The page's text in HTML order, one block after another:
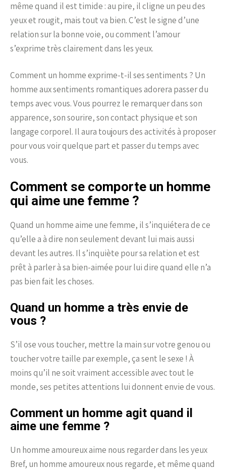
même quand il est timide : au pire, il cligne un peu des
yeux et rougit, mais tout va bien. C’est le signe d’une
relation sur la bonne voie, ou comment l’amour
s’exprime très clairement dans les yeux.
Comment un homme exprime-t-il ses sentiments ? Un
homme aux sentiments romantiques adorera passer du
temps avec vous. Vous pourrez le remarquer dans son
apparence, son sourire, son contact physique et son
langage corporel. Il aura toujours des activités à proposer
pour vous voir quelque part et passer du temps avec
vous.
Comment se comporte un homme
qui aime une femme ?
Quand un homme aime une femme, il s’inquiétera de ce
qu’elle a à dire non seulement devant lui mais aussi
devant les autres. Il s’inquiète pour sa relation et est
prêt à parler à sa bien-aimée pour lui dire quand elle n’a
pas bien fait les choses.
Quand un homme a très envie de
vous ?
S’il ose vous toucher, mettre la main sur votre genou ou
toucher votre taille par exemple, ça sent le sexe ! À
moins qu’il ne soit vraiment accessible avec tout le
monde, ses petites attentions lui donnent envie de vous.
Comment un homme agit quand il
aime une femme ?
Un homme amoureux aime nous regarder dans les yeux
Bref, un homme amoureux nous regarde, et même quand